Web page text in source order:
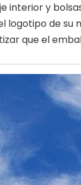
y
de
que el